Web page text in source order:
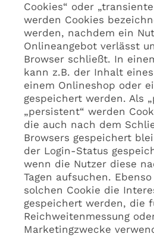
Cookies“ oder
werden Cookies
werden, nachdem ein
Onlineangebot verlässt
Browser schließt. In
kann z.B. der Inhalt
einem Onlineshop oder
gespeichert werden. Als
„persistent“ werden
die auch nach dem
Browsers gespeichert
der Login-Status
wenn die Nutzer diese
Tagen aufsuchen.
solchen Cookie die
gespeichert werden, die
Reichweitenmessung
Marketingzwecke